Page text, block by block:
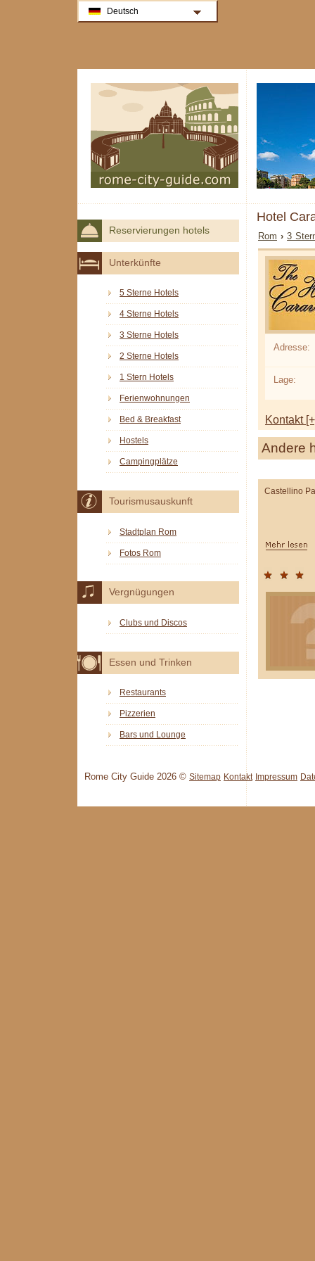
Hotel
Rom ›3
Adresse:
Lage:
Kontakt
Andere
Castellino
Reservierungen hotels
Unterkünfte
5 Sterne Hotels
4 Sterne Hotels
3 Sterne Hotels
2 Sterne Hotels
1 Stern Hotels
Ferienwohnungen
Bed & Breakfast
Hostels
Campingplätze
Tourismusauskunft
Stadtplan Rom
Fotos Rom
Vergnügungen
Clubs und Discos
Essen und Trinken
Restaurants
Pizzerien
Bars und Lounge
Rome City Guide 2026 © Sitemap Kontakt Impressum
Deutsch